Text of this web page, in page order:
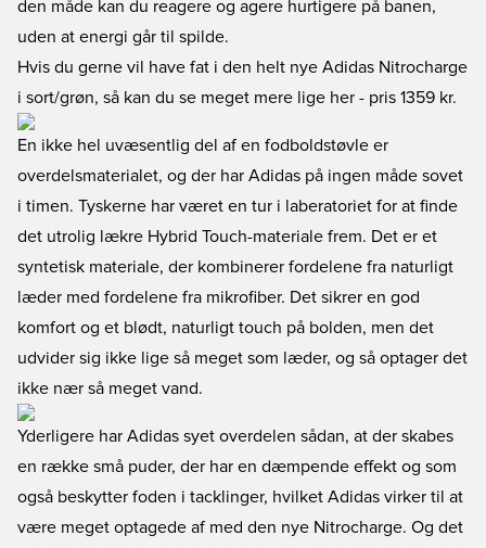
den måde kan du reagere og agere hurtigere på banen,
uden at energi går til spilde.
Hvis du gerne vil have fat i den helt nye Adidas Nitrocharge
i sort/grøn, så kan du se meget mere lige her - pris 1359 kr.
En ikke hel uvæsentlig del af en fodboldstøvle er
overdelsmaterialet, og der har Adidas på ingen måde sovet
i timen. Tyskerne har været en tur i laberatoriet for at finde
det utrolig lækre Hybrid Touch-materiale frem. Det er et
syntetisk materiale, der kombinerer fordelene fra naturligt
læder med fordelene fra mikrofiber. Det sikrer en god
komfort og et blødt, naturligt touch på bolden, men det
udvider sig ikke lige så meget som læder, og så optager det
ikke nær så meget vand.
Yderligere har Adidas syet overdelen sådan, at der skabes
en række små puder, der har en dæmpende effekt og som
også beskytter foden i tacklinger, hvilket Adidas virker til at
være meget optagede af med den nye Nitrocharge. Og det